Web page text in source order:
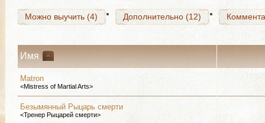
Можно выучить (4) Дополнительно (12)
Имя
Matron
<Mistress of Martial Arts>
Безымянный Рыцарь смерти
<Тренер Рыцарей смерти>